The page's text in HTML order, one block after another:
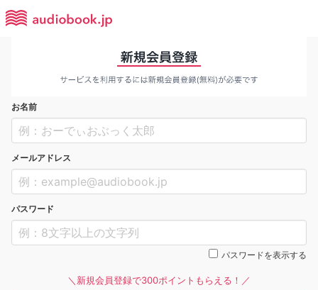
お名前
メールアドレス
パスワード
パスワードを表示する
＼新規会員登録で300ポイントもらえる！／